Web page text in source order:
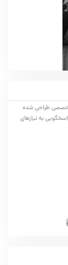
طراحی شده
به نیازهای